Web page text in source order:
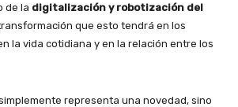
de la digitalización y robotización del
que esto tendrá en los
la vida cotidiana y en la relación entre los
representa una novedad, sino